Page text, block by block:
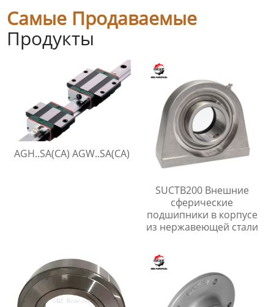
Самые Продаваемые
Продукты
AGH..SA(CA) AGW..SA(CA)
SUCTB200 Внешние
сферические
подшипники в корпусе
из нержавеющей стали